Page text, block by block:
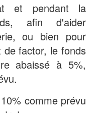
et pendant la
afin d'aider
ou bien pour
de factor, le fonds
abaissé à 5%,
comme prévu